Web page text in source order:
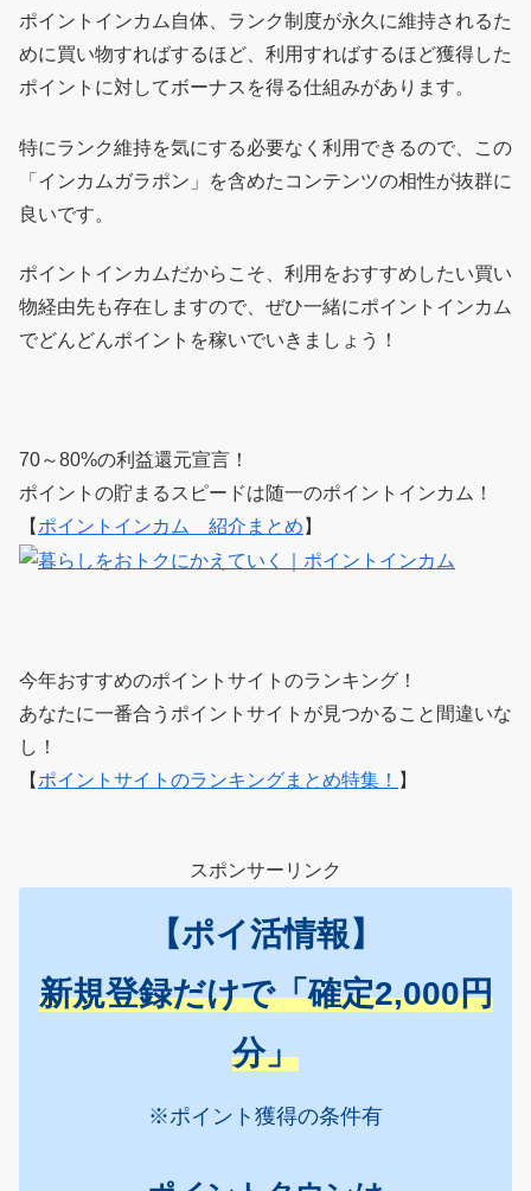
ポイントインカム自体、ランク制度が永久に維持されるた
めに買い物すればするほど、利用すればするほど獲得した
ポイントに対してボーナスを得る仕組みがあります。
特にランク維持を気にする必要なく利用できるので、この
「インカムガラポン」を含めたコンテンツの相性が抜群に
良いです。
ポイントインカムだからこそ、利用をおすすめしたい買い
物経由先も存在しますので、ぜひ一緒にポイントインカム
でどんどんポイントを稼いでいきましょう！
70～80%の利益還元宣言！
ポイントの貯まるスピードは随一のポイントインカム！
【 ポイントインカム 紹介まとめ 】
今年おすすめのポイントサイトのランキング！
あなたに一番合うポイントサイトが見つかること間違いな
し！
【 ポイントサイトのランキングまとめ特集！ 】
スポンサーリンク
【ポイ活情報】
新規登録だけで「確定2,000円
分」
※ポイント獲得の条件有